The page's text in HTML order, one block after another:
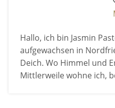
Hallo, ich bin Jasmin
aufgewachsen in
Deich. Wo Himmel und
Mittlerweile wohne ich,